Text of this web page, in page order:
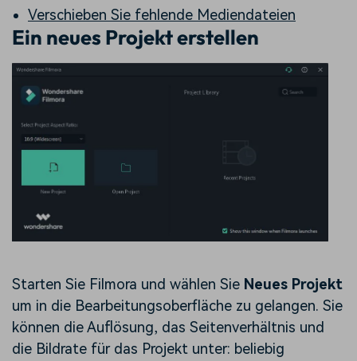
Verschieben Sie fehlende Mediendateien
Ein neues Projekt erstellen
Starten Sie Filmora und wählen Sie Neues Projekt
um in die Bearbeitungsoberfläche zu gelangen. Sie
können die Auflösung, das Seitenverhältnis und
die Bildrate für das Projekt unter: beliebig